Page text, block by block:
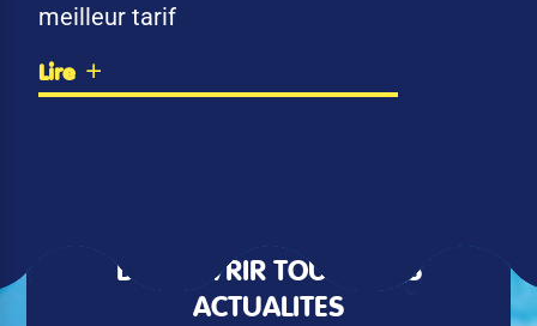
meilleur tarif
Lire
DÉCOUVRIR TOUTES LES
ACTUALITÉS